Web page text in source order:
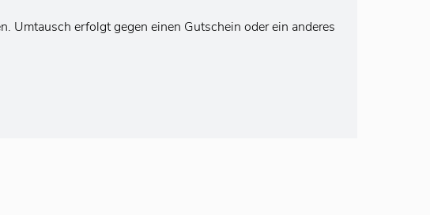
Umtausch erfolgt gegen einen Gutschein oder ein anderes